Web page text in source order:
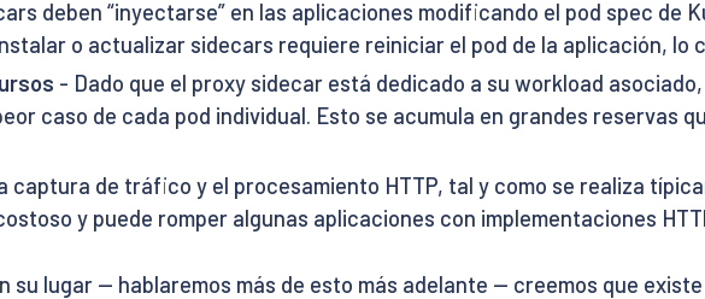
deben “inyectarse” en las aplicaciones modificando el pod spec de
o actualizar sidecars requiere reiniciar el pod de la aplicación, lo
- Dado que el proxy sidecar está dedicado a su workload
caso de cada pod individual. Esto se acumula en grandes reservas
captura de tráfico y el procesamiento HTTP, tal y como se realiza
y puede romper algunas aplicaciones con implementaciones
su lugar — hablaremos más de esto más adelante — creemos que